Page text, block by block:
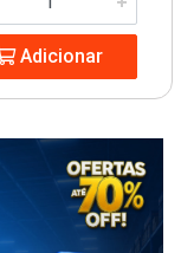
Adicionar